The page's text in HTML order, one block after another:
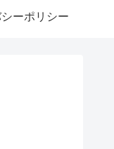
ーポリシー